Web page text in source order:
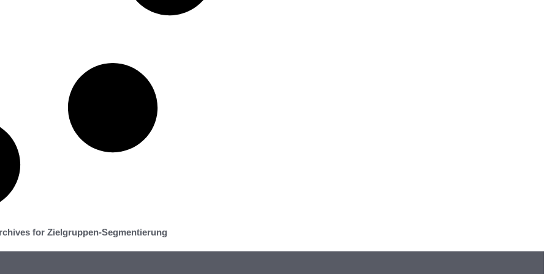
for Zielgruppen-Segmentierung